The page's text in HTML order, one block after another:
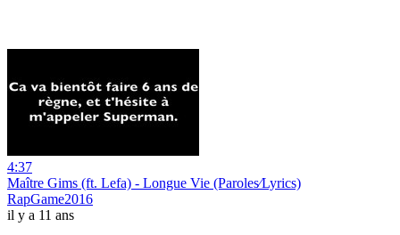
4:37
Maître Gims (ft. Lefa) - Longue Vie (Paroles⁄Lyrics)
RapGame2016
il y a 11 ans